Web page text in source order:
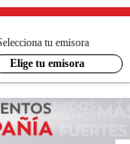
tu emisora
Elige tu emisora